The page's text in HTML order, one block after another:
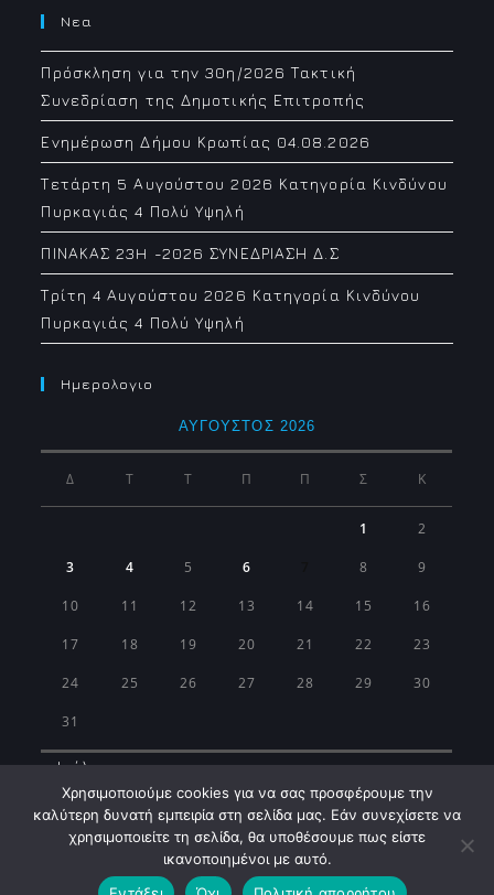
Νεα
Πρόσκληση για την 30η/2026 Τακτική
Συνεδρίαση της Δημοτικής Επιτροπής
Ενημέρωση Δήμου Κρωπίας 04.08.2026
Τετάρτη 5 Αυγούστου 2026 Κατηγορία Κινδύνου
Πυρκαγιάς 4 Πολύ Υψηλή
ΠΙΝΑΚΑΣ 23H -2026 ΣΥΝΕΔΡΙΑΣΗ Δ.Σ
Τρίτη 4 Αυγούστου 2026 Κατηγορία Κινδύνου
Πυρκαγιάς 4 Πολύ Υψηλή
Ημερολογιο
ΑΎΓΟΥΣΤΟΣ 2026
Δ Τ Τ Π Π Σ Κ
1 2
3 4 5 6 8 9
10 11 12 13 14 15 16
17 18 19 20 21 22 23
24 25 26 27 28 29 30
31
« Ιούλ
Χρησιμοποιούμε cookies για να σας προσφέρουμε την
καλύτερη δυνατή εμπειρία στη σελίδα μας. Εάν συνεχίσετε να
χρησιμοποιείτε τη σελίδα, θα υποθέσουμε πως είστε
ικανοποιημένοι με αυτό.